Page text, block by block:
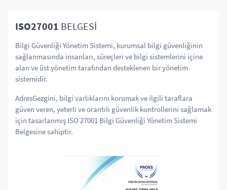
ISO27001 BELGESİ
Bilgi Güvenliği Yönetim Sistemi, kurumsal bilgi güvenliğinin
sağlanmasında insanları, süreçleri ve bilgi sistemlerini içine
alan ve üst yönetim tarafından desteklenen bir yönetim
sistemidir.
AdresGezgini, bilgi varlıklarını korumak ve ilgili taraflara
güven veren, yeterli ve orantılı güvenlik kontrollerini sağlamak
için tasarlanmış ISO 27001 Bilgi Güvenliği Yönetim Sistemi
Belgesine sahiptir.